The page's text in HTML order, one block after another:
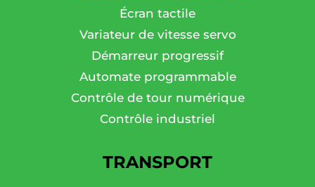
Écran tactile
Variateur de vitesse servo
Démarreur progressif
Automate programmable
Contrôle de tour numérique
Contrôle industriel
TRANSPORT